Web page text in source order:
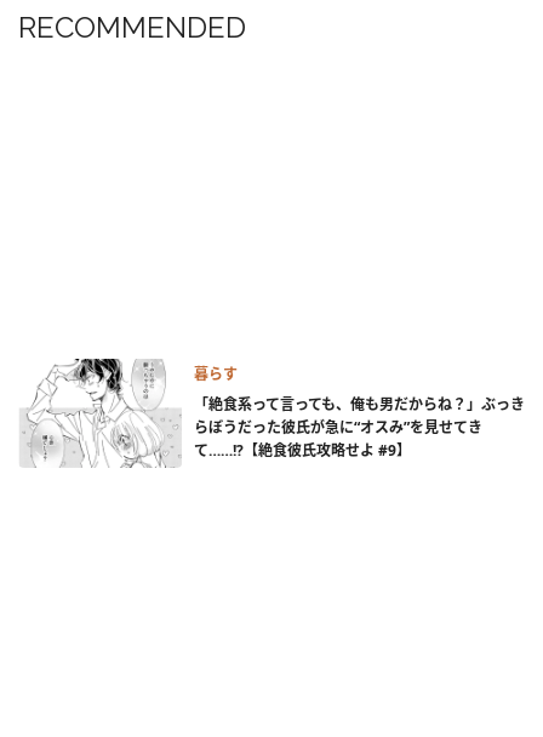
RECOMMENDED
暮らす
「絶食系って言っても、俺も男だからね？」ぶっき
らぼうだった彼氏が急に“オスみ”を見せてき
て……!?【絶食彼氏攻略せよ #9】